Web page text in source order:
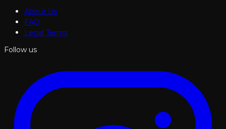
About Us
FAQ
Legal Terms
Follow us